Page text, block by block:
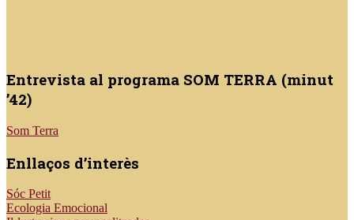
Entrevista al programa SOM TERRA (minut
’42)
Som Terra
Enllaços d’interès
Sóc Petit
Ecologia Emocional